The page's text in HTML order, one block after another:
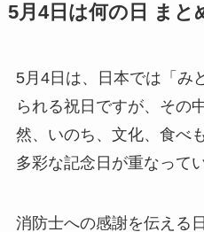
5月4日は何の日 まと
5月4日は、日本では「み
られる祝日ですが、その
然、いのち、文化、食べ
多彩な記念日が重なって
消防士への感謝を伝える